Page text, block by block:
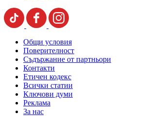
Общи условия
Поверителност
Съдържание от партньори
Контакти
Етичен кодекс
Всички статии
Ключови думи
Реклама
За нас